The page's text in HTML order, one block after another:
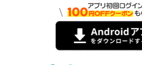
フォトコン2024年2月号
1,048円 (税込)